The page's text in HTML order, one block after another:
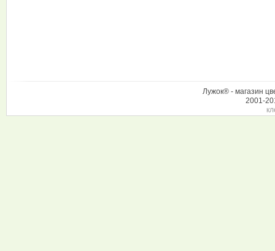
Лужок® - магазин
2001-